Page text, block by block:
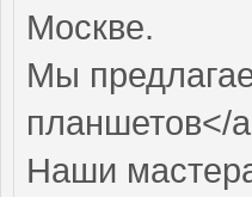
Москве.
Мы
планшетов</
Наши